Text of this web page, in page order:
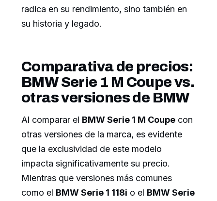
radica en su rendimiento, sino también en
su historia y legado.
Comparativa de precios:
BMW Serie 1 M Coupe vs.
otras versiones de BMW
Al comparar el BMW Serie 1 M Coupe con
otras versiones de la marca, es evidente
que la exclusividad de este modelo
impacta significativamente su precio.
Mientras que versiones más comunes
como el BMW Serie 1 118i o el BMW Serie